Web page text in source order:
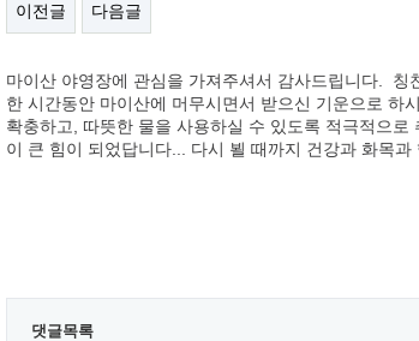
이전글 다음글
마이산 야영장에 관심을 가져주셔서 감사드립니다.
한 시간동안 마이산에 머무시면서 받으신 기운으로
확충하고, 따뜻한 물을 사용하실 수 있도록 적극적으
이 큰 힘이 되었답니다... 다시 뵐 때까지 건강과 화목
댓글목록